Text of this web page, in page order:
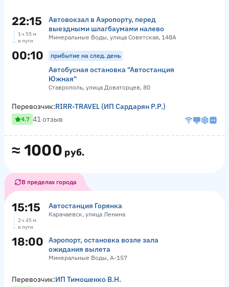
22:15
Автовокзал в Аэропорту, перед
выездными шлагбаумами налево
Минеральные Воды, улица Советская, 148А
1 ч 55 м
в пути
00:10 прибытие на след. день
Автобусная остановка "Автостанция
Южная"
Ставрополь, улица Доваторцев, 80
≈ 1000 руб.
Перевозчик:RIRR-TRAVEL (ИП Сардарян Р.Р.)
4.7 41 отзыв
В пределах города
15:15 Автостанция Горянка
Карачаевск, улица Ленина
2 ч 45 м
в пути
18:00
Аэропорт, остановка возле зала
ожидания вылета
Минеральные Воды, А-157
Перевозчик:ИП Тимошенко В.Н.